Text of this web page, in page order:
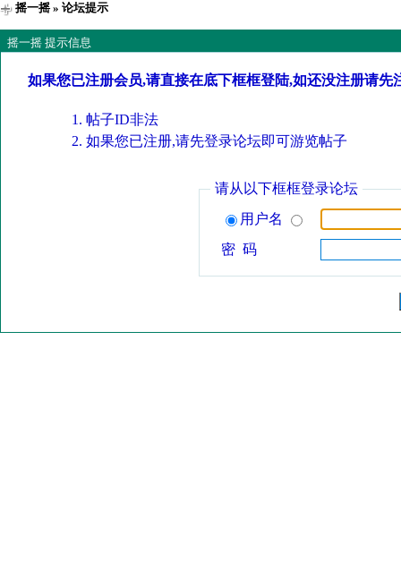
摇一摇» 论坛提示
摇一摇 提示信息
如果您已注册会员,请直接在底下框框登陆,如还没注册请先
帖子ID非法
如果您已注册,请先登录论坛即可游览帖子
请从以下框框登录论坛
用户名
密 码